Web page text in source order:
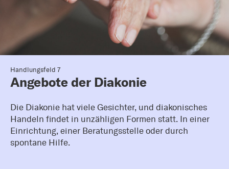
Handlungsfeld 7
Angebote der Diakonie
Die Diakonie hat viele Gesichter, und diakonisches
Handeln findet in unzähligen Formen statt. In einer
Einrichtung, einer Beratungsstelle oder durch
spontane Hilfe.